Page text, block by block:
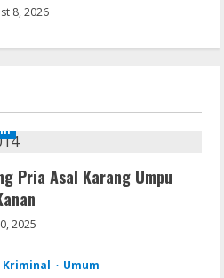
8, 2026
8, 2026
(by DxO) Portable [no
Reddit
Pria Asal Karang Umpu
2025
Kriminal Umum